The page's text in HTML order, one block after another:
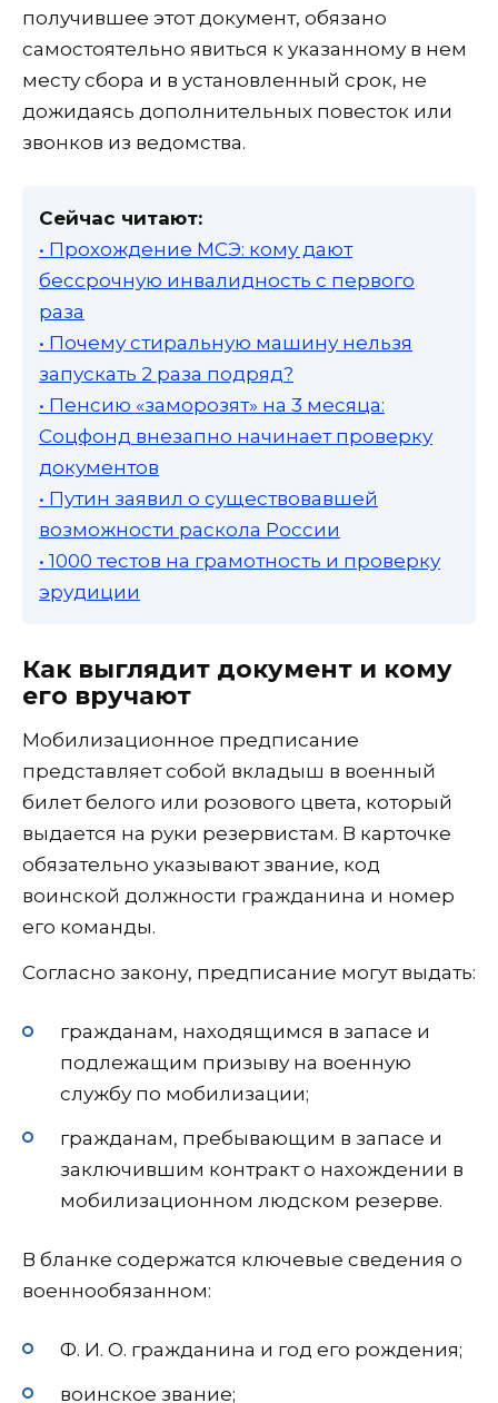
получившее этот документ, обязано
самостоятельно явиться к указанному в нем
месту сбора и в установленный срок, не
дожидаясь дополнительных повесток или
звонков из ведомства.
Сейчас читают:
• Прохождение МСЭ: кому дают
бессрочную инвалидность с первого
раза
• Почему стиральную машину нельзя
запускать 2 раза подряд?
• Пенсию «заморозят» на 3 месяца:
Соцфонд внезапно начинает проверку
документов
• Путин заявил о существовавшей
возможности раскола России
• 1000 тестов на грамотность и проверку
эрудиции
Как выглядит документ и кому
его вручают
Мобилизационное предписание
представляет собой вкладыш в военный
билет белого или розового цвета, который
выдается на руки резервистам. В карточке
обязательно указывают звание, код
воинской должности гражданина и номер
его команды.
Согласно закону, предписание могут выдать:
гражданaм, находящимся в запасе и
подлежащим призыву на военную
службу по мобилизации;
гражданам, пребывающим в запасе и
заключившим контракт о нахождении в
мобилизационном людском резерве.
В бланке содержатся ключевые сведения о
военнообязанном:
Ф. И. О. гражданина и год его рождения;
воинское звание;